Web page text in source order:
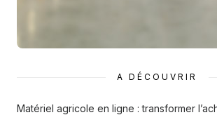
A DÉCOUVRIR
Matériel agricole en ligne : transformer